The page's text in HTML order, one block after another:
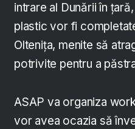
intrare al Dunării în
plastic vor fi
Oltenița, menite să
potrivite pentru a
ASAP va organiza
vor avea ocazia să